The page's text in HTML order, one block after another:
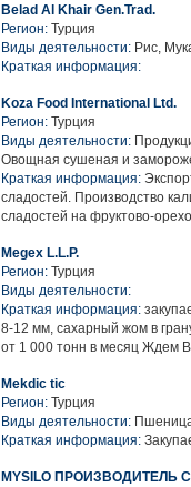
Belad Al Khair Gen.Trad.
Регион: Турция
Виды деятельности: Рис,
Краткая информация:
Koza Food International Ltd.
Регион: Турция
Виды деятельности:
Овощная сушеная и
Краткая информация:
сладостей. Производство
сладостей на фруктово-
Megex L.L.P.
Регион: Турция
Виды деятельности:
Краткая информация:
8-12 мм, сахарный жом в
от 1 000 тонн в месяц Ждем
Mekdic tic
Регион: Турция
Виды деятельности:
Краткая информация:
MYSILO